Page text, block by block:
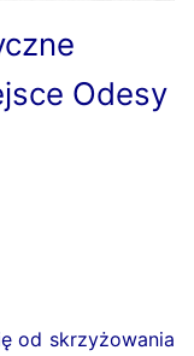
Odesy
od skrzyżowania